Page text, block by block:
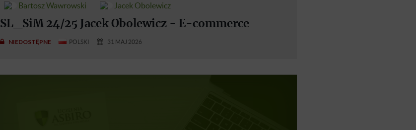
Bartosz Wawrowski Jacek Obolewicz
SL_SiM 24/25 Jacek Obolewicz - E-commerce
NIEDOSTĘPNE POLSKI 31 MAJ 2026